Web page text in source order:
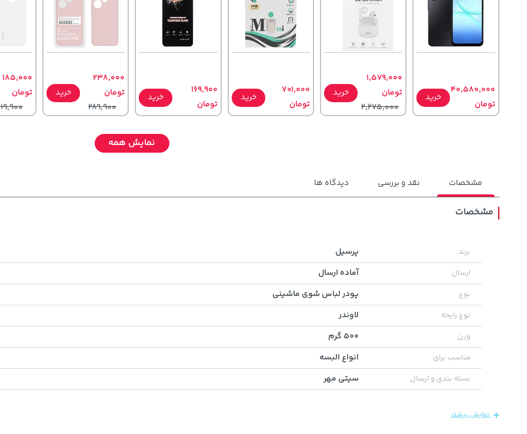
40,580,000
تومان
خرید
1,579,000
تومان
2,275,000
خرید
701,000
تومان
خرید
169,900
تومان
خرید
238,000
تومان
289,900
خرید
185,000
تومان
165,900
خرید
4,740,000
244,000
تومان
نمایش همه
مشخصات نقد و بررسی دیدگاه ها
مشخصات
برند پرسیل
ارسال آماده ارسال
نوع پودر لباس شوی ماشینی
نوع رایحه لاوندر
وزن 500 گرم
مناسب برای انواع البسه
بسته بندی و ارسال سیتی مهر
نمایش بیشتر